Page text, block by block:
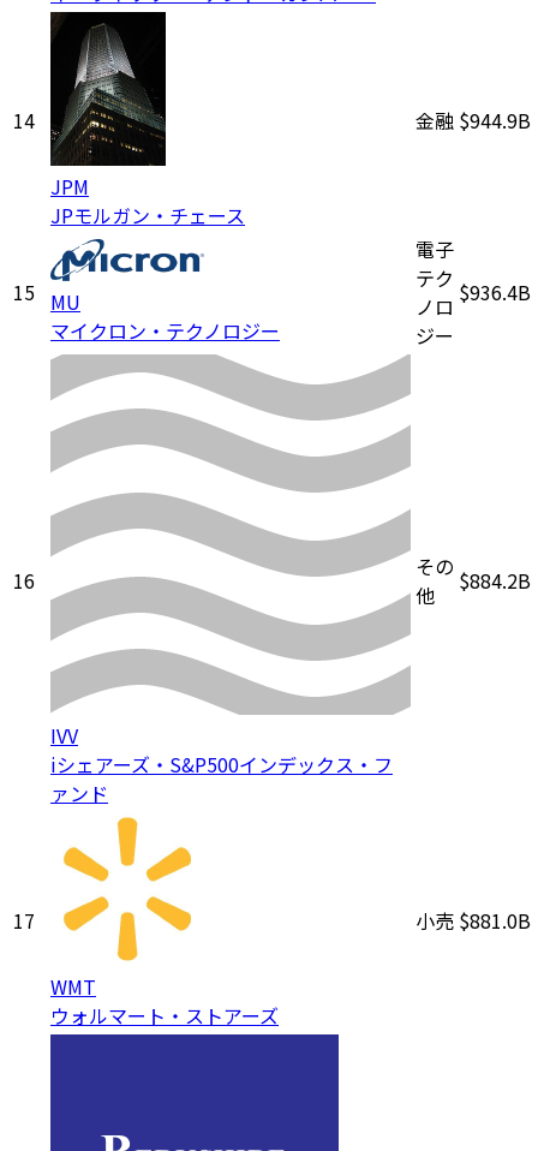
14
JPM
JPモルガン・チェース
金融 $944.9B
15 MU
マイクロン・テクノロジー
電子
テク
ノロ
ジー
$936.4B
16
IVV
iシェアーズ・S&P500インデックス・フ
ァンド
その
他
$884.2B
17
WMT
ウォルマート・ストアーズ
小売 $881.0B